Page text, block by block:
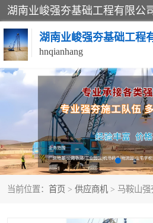
湖南业峻强夯基础工程
hnqianhang
当前位置： 首页 > 供应商机 > 马鞍山
强夯施工案例
强夯施工工程
强夯队伍